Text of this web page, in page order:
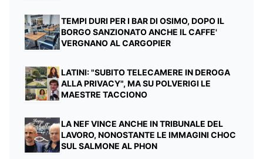
TEMPI DURI PER I BAR DI OSIMO, DOPO IL
BORGO SANZIONATO ANCHE IL CAFFE'
VERGNANO AL CARGOPIER
LATINI: "SUBITO TELECAMERE IN DEROGA
ALLA PRIVACY", MA SU POLVERIGI LE
MAESTRE TACCIONO
LA NEF VINCE ANCHE IN TRIBUNALE DEL
LAVORO, NONOSTANTE LE IMMAGINI CHOC
SUL SALMONE AL PHON